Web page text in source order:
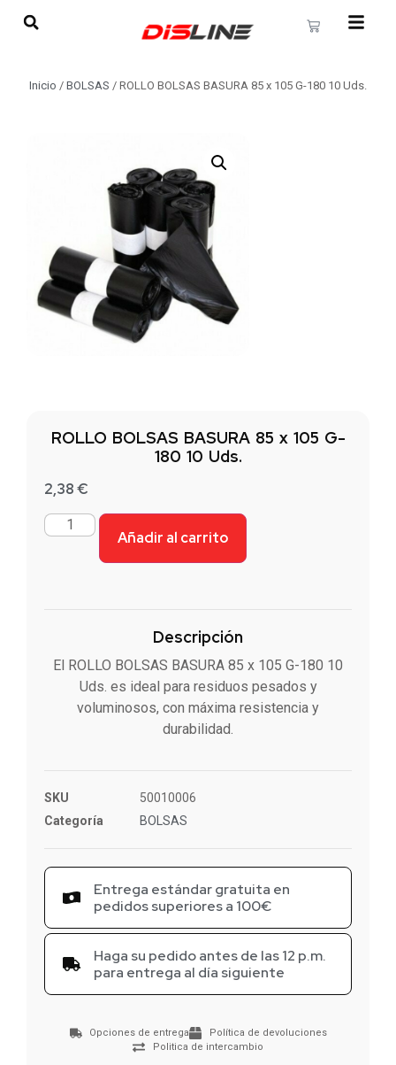
Inicio / BOLSAS / ROLLO BOLSAS BASURA 85 x 105 G-180 10 Uds.
ROLLO BOLSAS BASURA 85 x 105 G-
180 10 Uds.
2,38€
Añadir al carrito
Descripción
El ROLLO BOLSAS BASURA 85 x 105 G-180 10
Uds. es ideal para residuos pesados y
voluminosos, con máxima resistencia y
durabilidad.
SKU
50010006
Categoría
BOLSAS
Entrega estándar gratuita en
pedidos superiores a 100€
Haga su pedido antes de las 12 p.m.
para entrega al día siguiente
Opciones de entrega
Política de devoluciones
Politica de intercambio